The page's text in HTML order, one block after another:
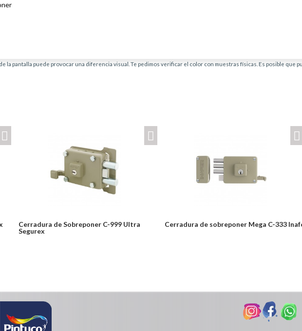
la pantalla puede provocar una diferencia visual. Te pedimos verificar el color con muestras físicas. Es posible
Cerradura de Sobreponer C-999 Ultra
Segurex
Cerradura de sobreponer Mega C-333